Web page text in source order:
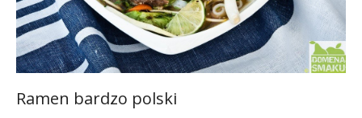
Ramen bardzo polski